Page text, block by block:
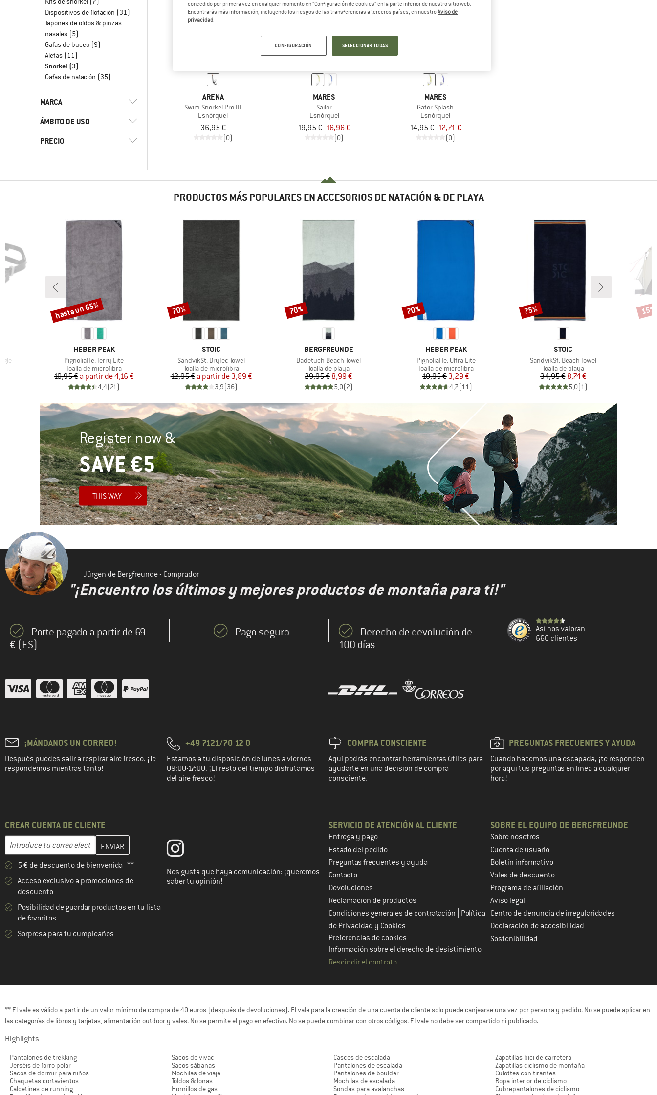
Dispositivos de flotación (31)
Tapones de oídos & pinzas
nasales (5)
Gafas de buceo (9)
Aletas (11)
Snorkel (3)
Gafas de natación (35)
MARCA
ÁMBITO DE USO
Deportes acuáticos
PRECIO
ARENA
Swim Snorkel Pro III
Esnórquel
36,95 €
(0)
MARES
Sailor
Esnórquel
19,95 € 16,96 €
(0)
MARES
Gator Splash
Esnórquel
14,95 € 12,71 €
(0)
PRODUCTOS MÁS POPULARES EN ACCESORIOS DE NATACIÓN & DE PLAYA
MARCA
HEBER PEAK
Artículo
PignoliaHe. Terry Lite
Product group
Toalla de microfibra
Precio
10,95 € Precio reducido
a partir de4,16 €
4,4(21)
Descuento
hasta un 65%
MARCA
STOIC
Artículo
SandvikSt. DryTec Towel
Product group
Toalla de microfibra
Precio
12,95 € Precio reducido
a partir de 3,89 €
3,9(36)
Descuento
70%
MARCA
BERGFREUNDE
Artículo
Badetuch Beach Towel
Product group
Toalla de playa
Precio
29,95 €Precio reducido
8,99 €
5,0(2)
Descuento
70%
MARCA
HEBER PEAK
Artículo
PignoliaHe. Ultra Lite
Product group
Toalla de microfibra
Precio
10,95 €Precio reducido
3,29 €
4,7(11)
Descuento
70%
MARCA
STOIC
Artículo
SandvikSt. Beach Towel
Product group
Toalla de playa
Precio
34,95 €Precio reducido
8,74 €
5,0(1)
Descuento
75% 15%
Register now &
SAVE €5
THIS WAY
Jürgen de Bergfreunde - Comprador
"¡Encuentro los últimos y mejores productos de montaña para ti!"
Porte pagado a partir de 69
€ (ES)
Pago seguro
Derecho de devolución de
100 días
Así nos valoran
660 clientes
¡MÁNDANOS UN CORREO!
Después puedes salir a respirar aire fresco. ¡Te
respondemos mientras tanto!
+49 7121/70 12 0
Estamos a tu disposición de lunes a viernes
09:00-17:00. ¡El resto del tiempo disfrutamos
del aire fresco!
COMPRA CONSCIENTE
Aquí podrás encontrar herramientas útiles para
ayudarte en una decisión de compra
consciente.
PREGUNTAS FRECUENTES Y AYUDA
Cuando hacemos una escapada, ¡te responden
por aquí tus preguntas en línea a cualquier
hora!
CREAR CUENTA DE CLIENTE
Dirección de correo electrónico
Introduce aquí tu dirección de correo electrónico y crea tu cuenta de cliente en el siguiente paso
5 € de descuento de bienvenida **
Acceso exclusivo a promociones de
descuento
Posibilidad de guardar productos en tu lista
de favoritos
Sorpresa para tu cumpleaños
Nos gusta que haya comunicación: ¡queremos
saber tu opinión!
SERVICIO DE ATENCIÓN AL CLIENTE
Entrega y pago
Estado del pedido
Preguntas frecuentes y ayuda
Contacto
Devoluciones
Reclamación de productos
Condiciones generales de contratación
Política
de Privacidad y Cookies
Preferencias de cookies
Información sobre el derecho de desistimiento
Rescindir el contrato
SOBRE EL EQUIPO DE BERGFREUNDE
Sobre nosotros
Cuenta de usuario
Boletín informativo
Vales de descuento
Programa de afiliación
Aviso legal
Centro de denuncia de irregularidades
Declaración de accesibilidad
Sostenibilidad
** El vale es válido a partir de un valor mínimo de compra de 40 euros (después de devoluciones). El vale para la creación de una cuenta de cliente solo puede canjearse una vez por persona y pedido. No se puede aplicar en
las categorías de libros y tarjetas, alimentación outdoor y vales. No se permite el pago en efectivo. No se puede combinar con otros códigos. El vale no debe ser compartido ni publicado.
Highlights
Pantalones de trekking
Jerséis de forro polar
Sacos de dormir para niños
Chaquetas cortavientos
Calcetines de running
Sacos de vivac
Sacos sábanas
Mochilas de viaje
Toldos & lonas
Hornillos de gas
Cascos de escalada
Pantalones de escalada
Pantalones de boulder
Mochilas de escalada
Sondas para avalanchas
Zapatillas bici de carretera
Zapatillas ciclismo de montaña
Culottes con tirantes
Ropa interior de ciclismo
Cubrepantalones de ciclismo
concedido por primera vez en cualquier momento en "Configuración de cookies" en la parte inferior de nuestro sitio web.
Encontrarás más información, incluyendo los riesgos de las transferencias a terceros países, en nuestroAviso de
privacidad
CONFIGURACIÓN SELECCIONAR TODAS